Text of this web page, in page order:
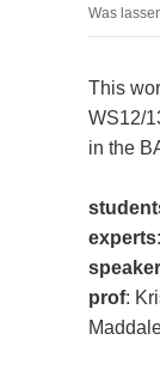
Was
This
WS12/
in the
experts
speaker
prof: